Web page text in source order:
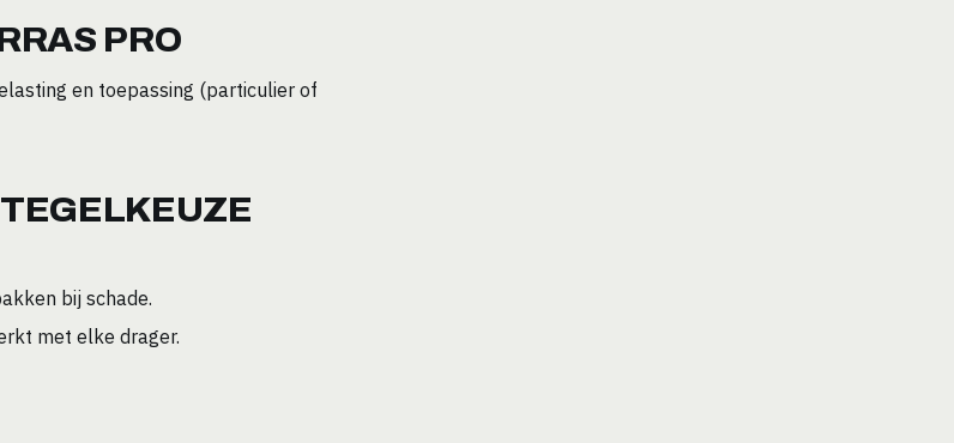
PRO
en toepassing (particulier of
bij schade.
met elke drager.